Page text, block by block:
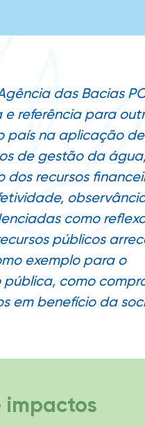
das Bacias
referência para
país na aplicação
de gestão da
recursos
como
públicos
exemplo para o
como
em benefício da